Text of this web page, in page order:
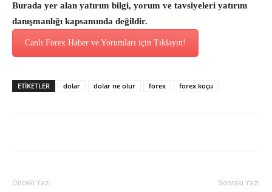
Burada yer alan yatırım bilgi, yorum ve tavsiyeleri yatırım
danışmanlığı kapsamında değildir.
Canlı Forex Haber ve Yorumları için Tıklayın!
ETİKETLER dolar dolar ne olur forex forex koçu
Önceki Yazı Sonraki Yazı